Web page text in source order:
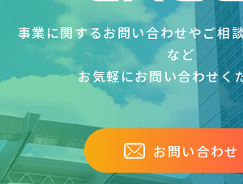
事業に関するお問い合わせやご相
など
お気軽にお問い合わせく
お問い合わせ